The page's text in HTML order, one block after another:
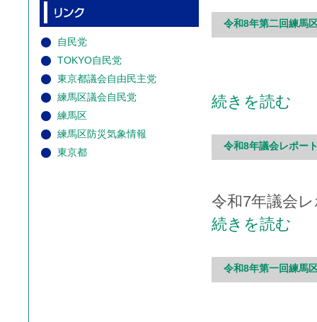
令和8年第二回練馬
続きを読む
令和8年議会レポー
令和7年議会
続きを読む
令和8年第一回練馬
自民党
TOKYO自民党
東京都議会自由民主党
練馬区議会自民党
練馬区
練馬区防災気象情報
東京都